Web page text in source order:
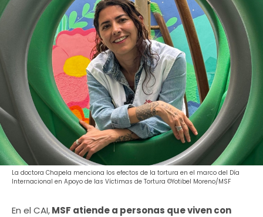
La doctora Chapela menciona los efectos de la tortura en el marco del Día
Internacional en Apoyo de las Víctimas de Tortura ©Yotibel Moreno/MSF
En el CAI,MSF atiende a personas que viven con